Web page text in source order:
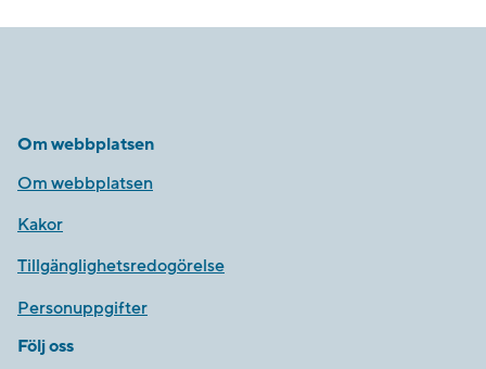
Om webbplatsen
Om webbplatsen
Kakor
Tillgänglighetsredogörelse
Personuppgifter
Följ oss